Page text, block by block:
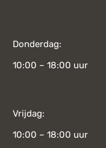
Donderdag:
10:00 – 18:00 uur
Vrijdag:
10:00 – 18:00 uur